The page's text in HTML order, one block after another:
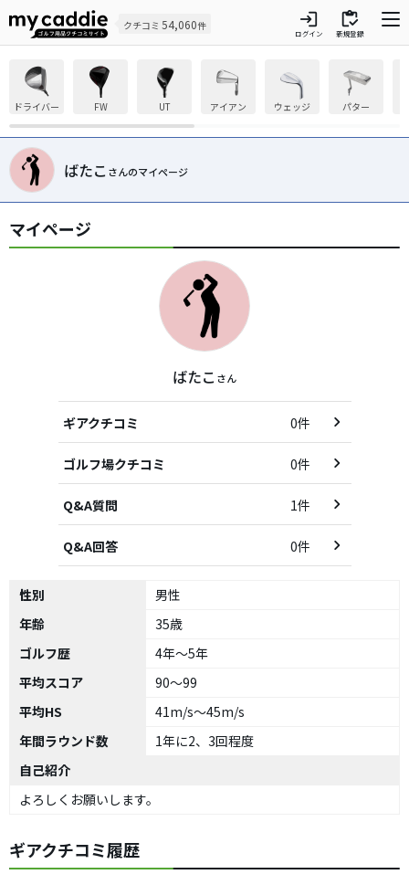
クチコミ 54,060件 login
ログイン
inventory
新規登録
ドライバー FW UT アイアン ウェッジ パター
ばたこさんのマイページ
マイページ
ばたこさん
ギアクチコミ 0件
ゴルフ場クチコミ 0件
Q&A質問 1件
Q&A回答 0件
性別
男性
年齢
35歳
ゴルフ歴
4年～5年
平均スコア
90～99
平均HS
41m/s～45m/s
年間ラウンド数
1年に2、3回程度
自己紹介
よろしくお願いします。
ギアクチコミ履歴